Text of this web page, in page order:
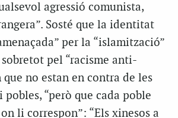
agressió comunista,
Sosté que la identitat
per la “islamització”
pel “racisme anti-
que no estan en contra de les
“però que cada poble
li correspon”: “Els xinesos a